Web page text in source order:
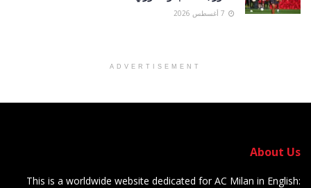
ADVERTISEMENT
About Us
This is a worldwide website dedicated for AC Milan in English: